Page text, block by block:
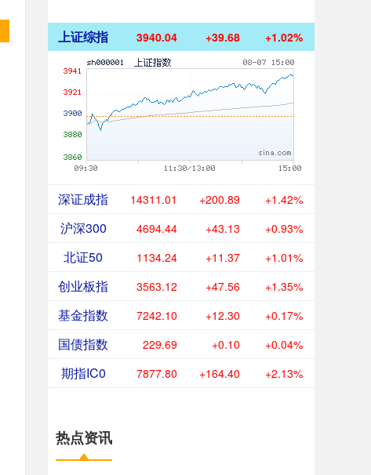
上证综指 3940.04 +39.68 +1.02%
深证成指 14311.01 +200.89 +1.42%
沪深300 4694.44 +43.13 +0.93%
北证50 1134.24 +11.37 +1.01%
创业板指 3563.12 +47.56 +1.35%
基金指数 7242.10 +12.30 +0.17%
国债指数 229.69 +0.10 +0.04%
期指IC0 7877.80 +164.40 +2.13%
热点资讯